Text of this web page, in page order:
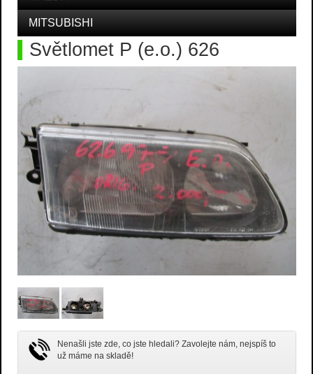
MITSUBISHI
Světlomet P (e.o.) 626
Nenašli jste zde, co jste hledali? Zavolejte nám, nejspíš to
už máme na skladě!